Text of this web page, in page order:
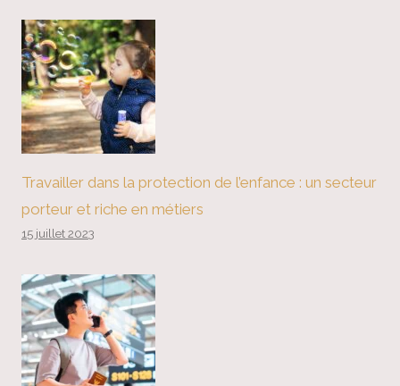
Travailler dans la protection de l’enfance : un secteur
porteur et riche en métiers
15 juillet 2023